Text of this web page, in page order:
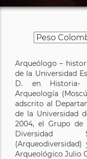
Arqueólogo –
de la Universidad
D. en Historia-
Arqueología
adscrito al
de la Universidad
2004, el Grupo de
Diversidad
Arqueológico Julio